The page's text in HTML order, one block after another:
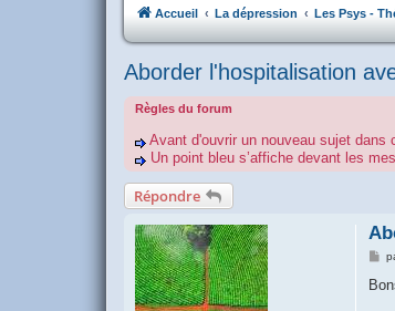
Accueil La dépression Les Psys -
Aborder l'hospitalisation
Règles du forum
Avant d'ouvrir un nouveau sujet
Un point bleu s’affiche devant les
Répondre
M
s